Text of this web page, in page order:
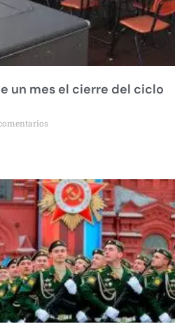
un mes el cierre del ciclo